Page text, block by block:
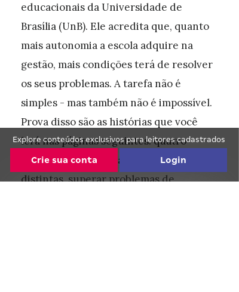
Explore conteúdos exclusivos para leitores cadastrados
Crie sua conta Login
educacionais da Universidade de
Brasília (UnB). Ele acredita que, quanto
mais autonomia a escola adquire na
gestão, mais condições terá de resolver
os seus problemas. A tarefa não é
simples - mas também não é impossível.
Prova disso são as histórias que você
lerá nas páginas seguintes: quatro
diretoras conseguiram, de formas
distintas, superar problemas de